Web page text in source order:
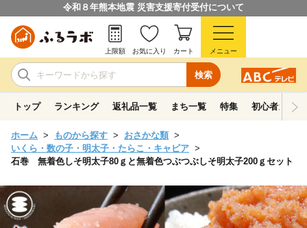
令和８年熊本地震 災害支援寄付受付について
検索
上限額 お気に入り カート メニュー
トップ ランキング 返礼品一覧 まち一覧 特集 初心者ガイド
ホーム ものから探す
おさかな類
いくら・数の子・明太子・たらこ・キャビア
石巻 無着色しそ明太子80ｇと無着色つぶつぶしそ明太子200ｇセット